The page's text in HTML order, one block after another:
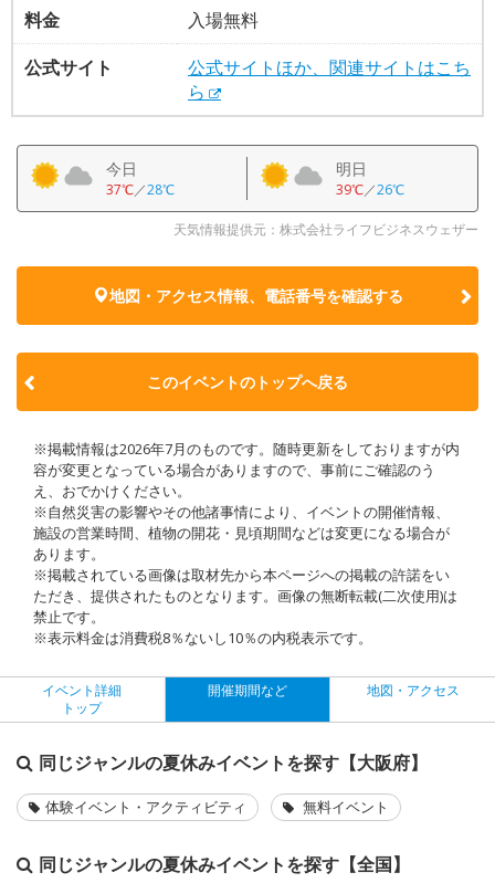
料金
入場無料
公式サイト
公式サイトほか、関連サイトはこち
ら
今日
37℃／28℃
明日
39℃／26℃
天気情報提供元：株式会社ライフビジネスウェザー
地図・アクセス情報、電話番号を確認する
このイベントのトップへ戻る
※掲載情報は2026年7月のものです。随時更新をしておりますが内
容が変更となっている場合がありますので、事前にご確認のう
え、おでかけください。
※自然災害の影響やその他諸事情により、イベントの開催情報、
施設の営業時間、植物の開花・見頃期間などは変更になる場合が
あります。
※掲載されている画像は取材先から本ページへの掲載の許諾をい
ただき、提供されたものとなります。画像の無断転載(二次使用)は
禁止です。
※表示料金は消費税8％ないし10％の内税表示です。
イベント詳細
トップ
開催期間など 地図・アクセス
同じジャンルの夏休みイベントを探す【大阪府】
体験イベント・アクティビティ 無料イベント
同じジャンルの夏休みイベントを探す【全国】